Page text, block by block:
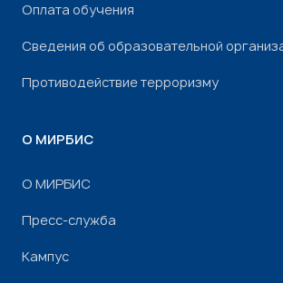
Оплата обучения
Сведения об образовательной
Противодействие терроризму
О МИРБИС
О МИРБИС
Пресс-служба
Кампус